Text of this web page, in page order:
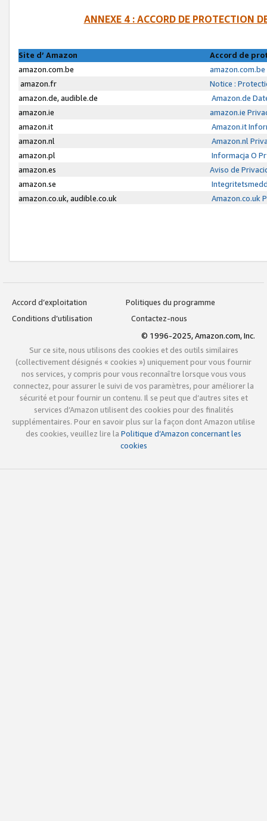
ANNEXE 4 : ACCORD DE PROTECTION
Site d’ Amazon
Accord de
amazon.com.be
amazon.fr
Notice :
amazon.de, audible.de
Amazon.de
amazon.ie
amazon.ie
amazon.it
Amazon.it
amazon.nl
Amazon.nl
amazon.pl
Informacja O
amazon.es
Aviso de
amazon.se
amazon.co.uk, audible.co.uk
Amazon.co.uk
Accord d’exploitation
Politiques du programme
Conditions d’utilisation
Contactez-nous
© 1996-2025, Amazon.com, Inc.
Sur ce site, nous utilisons des cookies et des outils similaires
(collectivement désignés « cookies ») uniquement pour vous fournir
nos services, y compris pour vous reconnaître lorsque vous vous
connectez, pour assurer le suivi de vos paramètres, pour améliorer la
sécurité et pour fournir un contenu. Il se peut que d’autres sites et
services d’Amazon utilisent des cookies pour des finalités
supplémentaires. Pour en savoir plus sur la façon dont Amazon utilise
des cookies, veuillez lire la Politique d’Amazon concernant les
cookies